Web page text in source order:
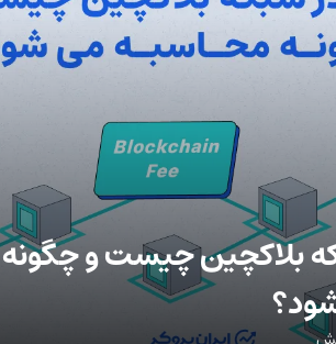
بلاکچین چیست و چگونه